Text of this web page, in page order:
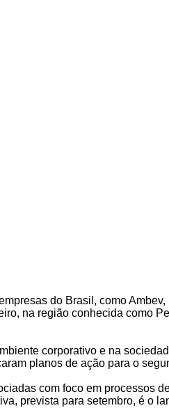
do Brasil, como
na região conhecida como
corporativo e na
planos de ação para o
com foco em processos
prevista para setembro, é o